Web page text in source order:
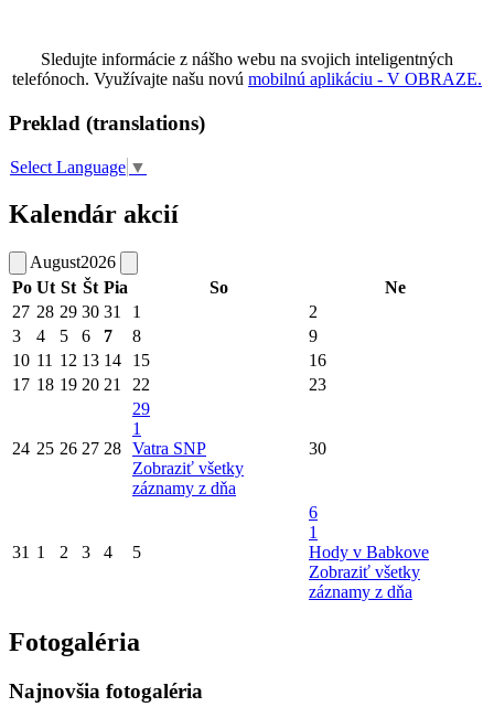
Sledujte informácie z nášho webu na svojich inteligentných
telefónoch. Využívajte našu novú mobilnú aplikáciu - V OBRAZE.
Preklad (translations)
Select Language ▼
Kalendár akcií
August2026
Po Ut St Št Pia So
Ne
27 28 29 30 31 1
2
3
4 5 6 7 8
9
10 11 12 13 14 15
16
17 18 19 20 21 22 23
24 25 26 27 28
29
1
Vatra SNP
Zobraziť všetky
záznamy z dňa
30
31 1 2 3 4 5
6
1
Hody v Babkove
Zobraziť všetky
záznamy z dňa
Fotogaléria
Najnovšia fotogaléria